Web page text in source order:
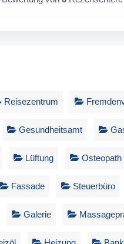
Reisezentrum
Gesundheitsamt
Lüftung Osteopath
Fassade Steuerbüro
Galerie